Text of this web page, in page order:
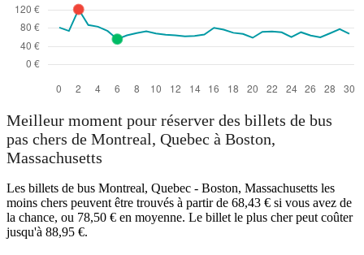
Meilleur moment pour réserver des billets de bus
pas chers de Montreal, Quebec à Boston,
Massachusetts
Les billets de bus Montreal, Quebec - Boston, Massachusetts les
moins chers peuvent être trouvés à partir de 68,43 € si vous avez de
la chance, ou 78,50 € en moyenne. Le billet le plus cher peut coûter
jusqu'à 88,95 €.